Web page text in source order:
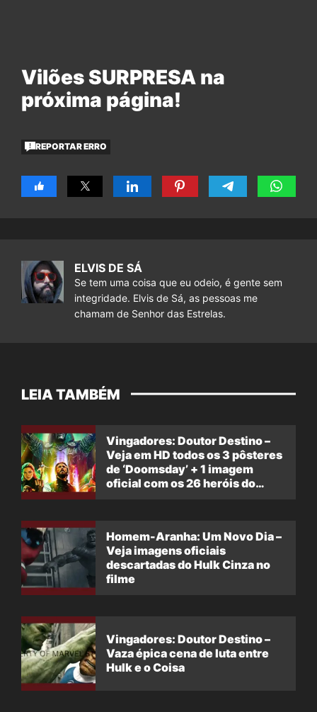
Vilões SURPRESA na
próxima página!
REPORTAR ERRO
ELVIS DE SÁ
Se tem uma coisa que eu odeio, é gente sem
integridade. Elvis de Sá, as pessoas me
chamam de Senhor das Estrelas.
LEIA TAMBÉM
Vingadores: Doutor Destino –
Veja em HD todos os 3 pôsteres
de ‘Doomsday’ + 1 imagem
oficial com os 26 heróis do
Homem-Aranha: Um Novo Dia –
Veja imagens oficiais
descartadas do Hulk Cinza no
filme
Vingadores: Doutor Destino –
Vaza épica cena de luta entre
Hulk e o Coisa